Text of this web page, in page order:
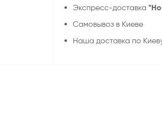
Экспресс-доставка
Самовывоз в Киеве
Наша доставка по